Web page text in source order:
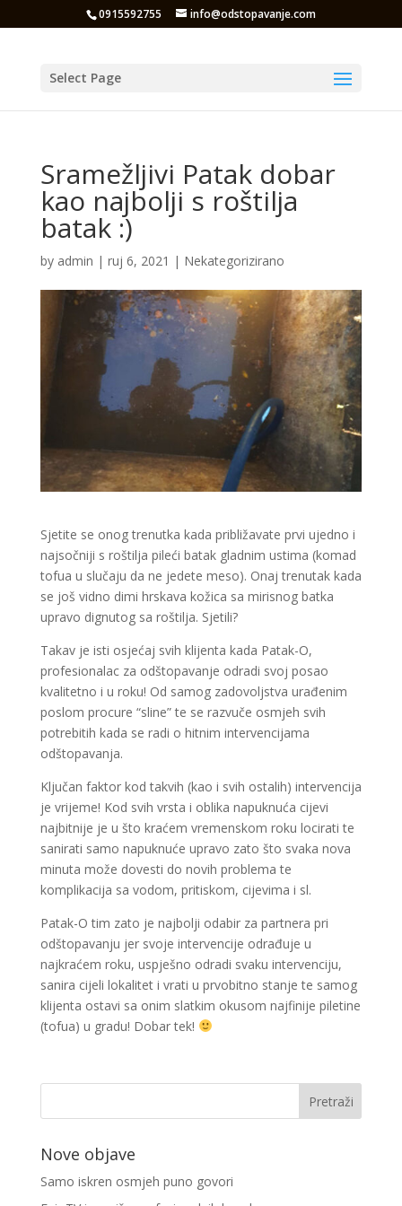
0915592755 info@odstopavanje.com
Select Page
Sramežljivi Patak dobar
kao najbolji s roštilja
batak :)
by admin | ruj 6, 2021 | Nekategorizirano
Sjetite se onog trenutka kada približavate prvi ujedno i
najsočniji s roštilja pileći batak gladnim ustima (komad
tofua u slučaju da ne jedete meso). Onaj trenutak kada
se još vidno dimi hrskava kožica sa mirisnog batka
upravo dignutog sa roštilja. Sjetili?
Takav je isti osjećaj svih klijenta kada Patak-O,
profesionalac za odštopavanje odradi svoj posao
kvalitetno i u roku! Od samog zadovoljstva urađenim
poslom procure “sline” te se razvuče osmjeh svih
potrebitih kada se radi o hitnim intervencijama
odštopavanja.
Ključan faktor kod takvih (kao i svih ostalih) intervencija
je vrijeme! Kod svih vrsta i oblika napuknuća cijevi
najbitnije je u što kraćem vremenskom roku locirati te
sanirati samo napuknuće upravo zato što svaka nova
minuta može dovesti do novih problema te
komplikacija sa vodom, pritiskom, cijevima i sl.
Patak-O tim zato je najbolji odabir za partnera pri
odštopavanju jer svoje intervencije odrađuje u
najkraćem roku, uspješno odradi svaku intervenciju,
sanira cijeli lokalitet i vrati u prvobitno stanje te samog
klijenta ostavi sa onim slatkim okusom najfinije piletine
(tofua) u gradu! Dobar tek!
Nove objave
Samo iskren osmjeh puno govori